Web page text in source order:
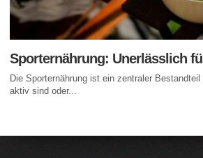
Sporternährung: Unerlässlich
Die Sporternährung ist ein zentraler
aktiv sind oder...